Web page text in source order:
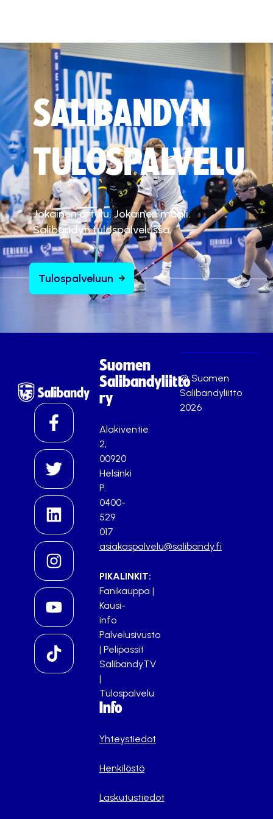
SALIBANDYN
TULOSPALVELU
Jokainen ottelu. Jokainen maali.
Salibandyn tulospalvelussa.
Tulospalveluun
Suomen
Salibandyliitto
ry
Alakiventie
2,
00920
Helsinki
P.
0400-
529
017
asiakaspalvelu@salibandy.fi
PIKALINKIT:
Fanikauppa |
Kausi-
info
Palvelusivusto
| Pelipassit
SalibandyTV
|
Tulospalvelu
Info
Yhteystiedot
Henkilöstö
Laskutustiedot
© Suomen
Salibandyliitto
2026